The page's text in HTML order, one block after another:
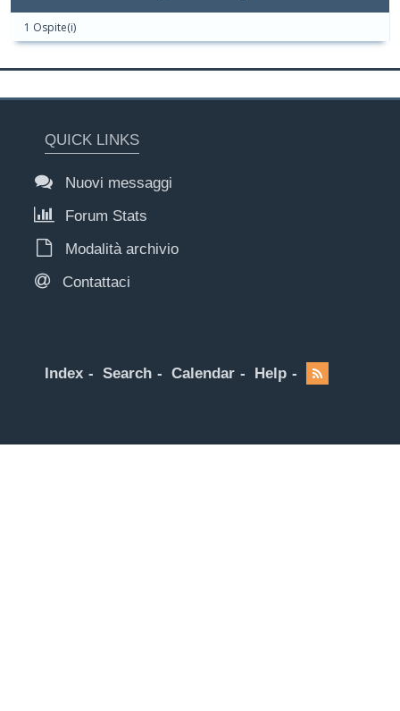
1 Ospite(i)
QUICK LINKS
Nuovi messaggi
Forum Stats
Modalità archivio
Contattaci
Index Search Calendar Help